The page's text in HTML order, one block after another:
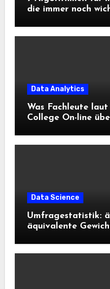
die immer noch
Data Analytics
Was Fachleute
College On-line
Data Science
Umfragestatistik:
äquivalente